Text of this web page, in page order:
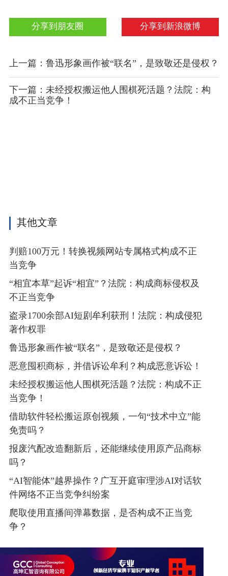
分享到新浪微博
分享到朋友圈
上一篇：鲁迅形象画作被“联名”，是致敬还是侵权？
下一篇：未经授权搬运他人围棋死活题？法院：构
成不正当竞争！
其他文章
判赔100万元！转换视频网站专属格式构成不正
当竞争
“相宜本草”起诉“相宜”？法院：构成商标侵权及
不正当竞争
盗录1700余部AI短剧牟利获刑！法院：构成侵犯
著作权罪
鲁迅形象画作被“联名”，是致敬还是侵权？
恶意囤积商标，并借诉讼牟利？构成恶意诉讼！
未经授权搬运他人围棋死活题？法院：构成不正
当竞争！
借助软件轻松搬运原创视频，一句“技术中立”能
免责吗？
报废汽配改造翻新后，还能继续使用原产品商标
吗？
“AI智能体”越界操作？广互开庭审理涉AI对话软
件网络不正当竞争纠纷案
爬取使用直播间弹幕数据，是否构成不正当竞
争？